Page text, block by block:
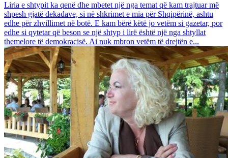
Liria e shtypit ka qenë dhe mbetet një nga temat që kam trajtuar më
shpesh gjatë dekadave, si në shkrimet e mia për Shqipërinë, ashtu
edhe për zhvillimet në botë. E kam bërë këtë jo vetëm si gazetar, por
edhe si qytetar që beson se një shtyp i lirë është një nga shtyllat
themelore të demokracisë. Ai nuk mbron vetëm të drejtën e...